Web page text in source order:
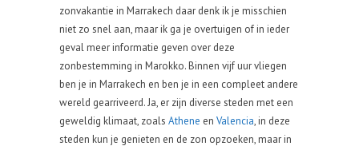
zonvakantie in Marrakech daar denk ik je misschien
niet zo snel aan, maar ik ga je overtuigen of in ieder
geval meer informatie geven over deze
zonbestemming in Marokko. Binnen vijf uur vliegen
ben je in Marrakech en ben je in een compleet andere
wereld gearriveerd. Ja, er zijn diverse steden met een
geweldig klimaat, zoals Athene en Valencia, in deze
steden kun je genieten en de zon opzoeken, maar in